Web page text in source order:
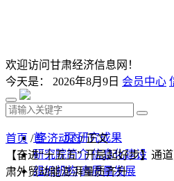
欢迎访问甘肃经济信息网！
今天是： 2026年8月9日 会员中心
首 页 研究成果
研究院简介 信息化建设
组织机构 高质量发展
首页 /经济动态/ 正文
【奋进“十五五” 开局起好步】通
肃外贸动能澎湃量质齐升